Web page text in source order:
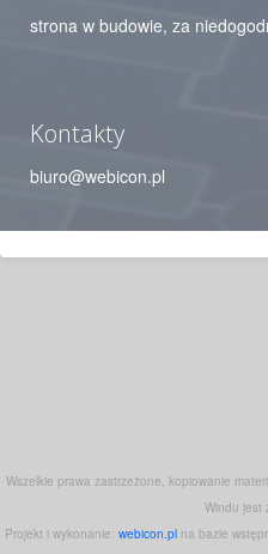
strona w budowie, za
Kontakty
biuro@webicon.pl
Wszelkie prawa zastrzeżone, kopiowanie
Windu jest
Projekt i wykonanie: webicon.pl na bazie